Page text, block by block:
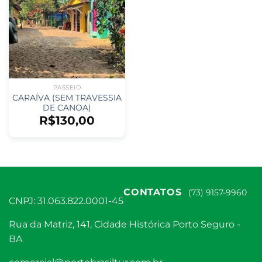
PASSEIO
CARAÍVA (SEM TRAVESSIA
DE CANOA)
R$130,00
CONTATOS (73) 9157-9960
CNPJ: 31.063.822.0001-45
Rua da Matriz, 141, Cidade Histórica Porto Seguro -
BA